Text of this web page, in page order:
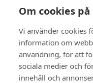
08-514 84 400
info@inkom.se
Org.nr: 556111-8505
Om cookies
Vi använder cookies
information om
användning, för att
sociala medier och
innehåll och